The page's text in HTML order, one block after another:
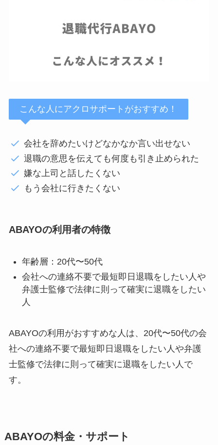
こんな人にアクロサポートがおすすめ！
会社を辞めたいけどなかなか言い出せない
退職の意思を伝えても何度も引き止められた
嫌な上司と話したくない
もう会社に行きたくない
ABAYOの利用者の特徴
年齢層：20代〜50代
会社への連絡不要で最短即日退職をしたい人や
弁護士監修で法律に則って確実に退職をしたい
人
ABAYOの利用がおすすめな人は、20代〜50代の会
社への連絡不要で最短即日退職をしたい人や弁護
士監修で法律に則って確実に退職をしたい人で
す。
ABAYOの料金・サポート